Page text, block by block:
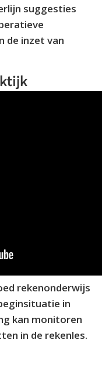
suggesties
de inzet van
rekenonderwijs
in
kan monitoren
in de rekenles.